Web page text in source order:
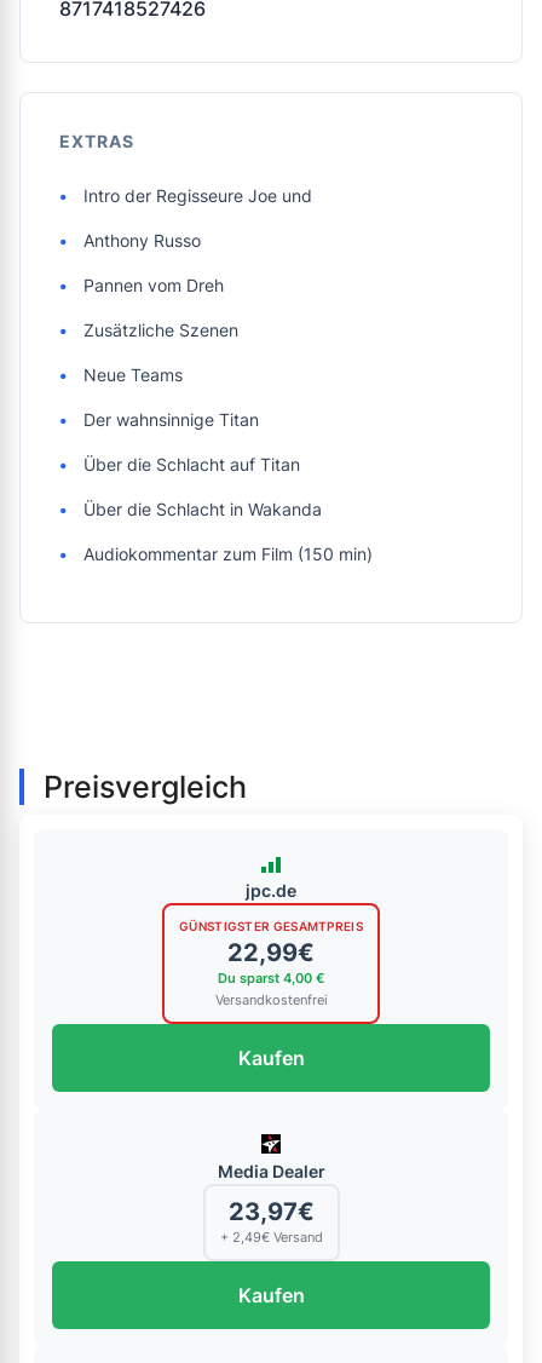
8717418527426
EXTRAS
Intro der Regisseure Joe und
Anthony Russo
Pannen vom Dreh
Zusätzliche Szenen
Neue Teams
Der wahnsinnige Titan
Über die Schlacht auf Titan
Über die Schlacht in Wakanda
Audiokommentar zum Film (150 min)
Preisvergleich
jpc.de
GÜNSTIGSTER GESAMTPREIS
22,99€
Du sparst 4,00 €
Versandkostenfrei
Kaufen
Media Dealer
23,97€
+ 2,49€ Versand
Kaufen